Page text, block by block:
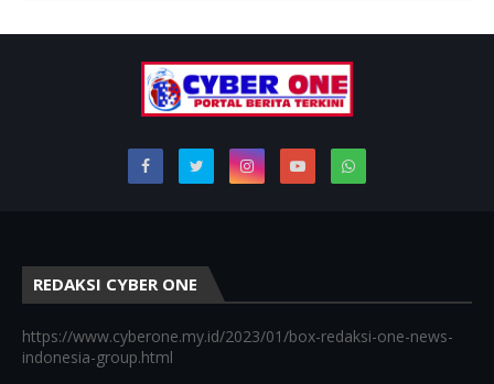
REDAKSI CYBER ONE
https://www.cyberone.my.id/2023/01/box-redaksi-one-news-
indonesia-group.html